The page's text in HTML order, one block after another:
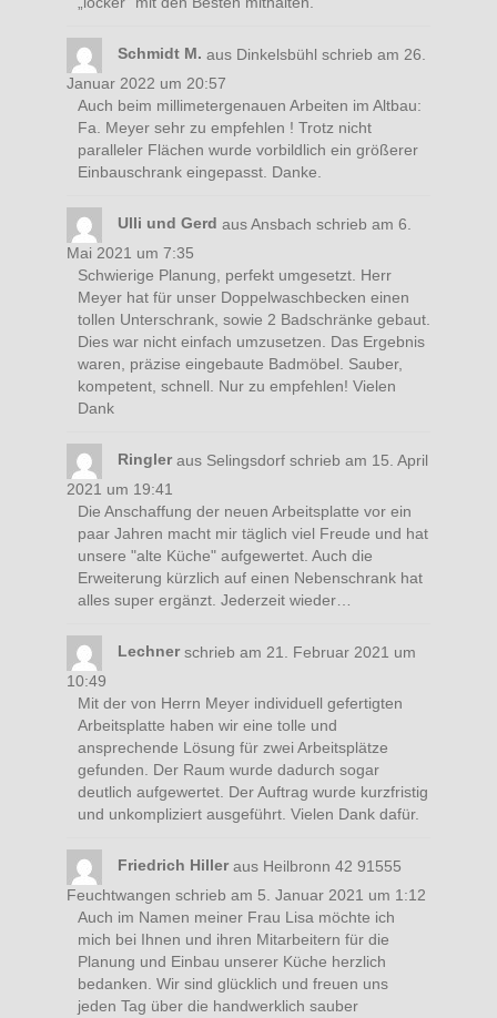
Schmidt M. aus Dinkelsbühl schrieb am 26.
Januar 2022 um 20:57
Auch beim millimetergenauen Arbeiten im Altbau:
Fa. Meyer sehr zu empfehlen ! Trotz nicht
paralleler Flächen wurde vorbildlich ein größerer
Einbauschrank eingepasst. Danke.
Ulli und Gerd aus Ansbach schrieb am 6.
Mai 2021 um 7:35
Schwierige Planung, perfekt umgesetzt. Herr
Meyer hat für unser Doppelwaschbecken einen
tollen Unterschrank, sowie 2 Badschränke gebaut.
Dies war nicht einfach umzusetzen. Das Ergebnis
waren, präzise eingebaute Badmöbel. Sauber,
kompetent, schnell. Nur zu empfehlen! Vielen
Dank
Ringler aus Selingsdorf schrieb am 15. April
2021 um 19:41
Die Anschaffung der neuen Arbeitsplatte vor ein
paar Jahren macht mir täglich viel Freude und hat
unsere "alte Küche" aufgewertet. Auch die
Erweiterung kürzlich auf einen Nebenschrank hat
alles super ergänzt. Jederzeit wieder…
Lechner schrieb am 21. Februar 2021 um
10:49
Mit der von Herrn Meyer individuell gefertigten
Arbeitsplatte haben wir eine tolle und
ansprechende Lösung für zwei Arbeitsplätze
gefunden. Der Raum wurde dadurch sogar
deutlich aufgewertet. Der Auftrag wurde kurzfristig
und unkompliziert ausgeführt. Vielen Dank dafür.
Friedrich Hiller aus Heilbronn 42 91555
Feuchtwangen schrieb am 5. Januar 2021 um 1:12
Auch im Namen meiner Frau Lisa möchte ich
mich bei Ihnen und ihren Mitarbeitern für die
Planung und Einbau unserer Küche herzlich
bedanken. Wir sind glücklich und freuen uns
jeden Tag über die handwerklich sauber